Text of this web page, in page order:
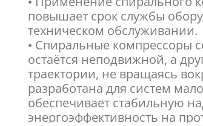
повышает срок службы
техническом обслуживании.
• Спиральные компрессоры
остаётся неподвижной, а
траектории, не вращаясь
разработана для систем
обеспечивает стабильную
энергоэффективность на